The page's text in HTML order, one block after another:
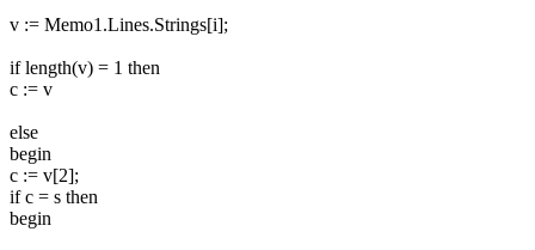
v := Memo1.Lines.Strings[i];
if length(v) = 1 then
c := v
else
begin
c := v[2];
if c = s then
begin